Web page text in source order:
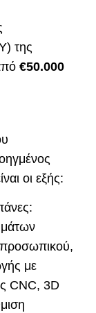
της
€50.000
οι εξής:
προσωπικού,
με
CNC, 3D